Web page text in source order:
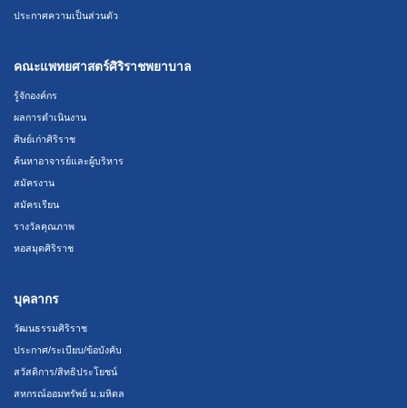
ประกาศความเป็นส่วนตัว
คณะแพทยศาสตร์ศิริราชพยาบาล
รู้จักองค์กร
ผลการดำเนินงาน
ศิษย์เก่าศิริราช
ค้นหาอาจารย์และผู้บริหาร
สมัครงาน
สมัครเรียน
รางวัลคุณภาพ
หอสมุดศิริราช
บุคลากร
วัฒนธรรมศิริราช
ประกาศ/ระเบียบ/ข้อบังคับ
สวัสดิการ/สิทธิประโยชน์
สหกรณ์ออมทรัพย์ ม.มหิดล